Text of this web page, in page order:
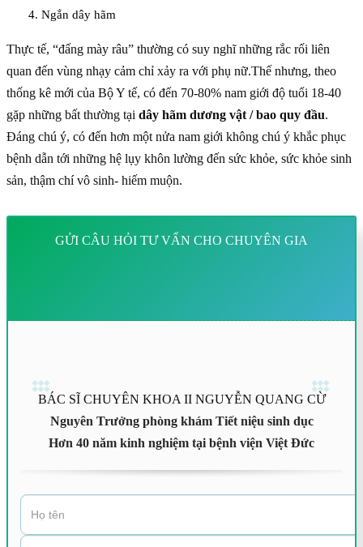
4. Ngắn dây hãm
Thực tế, “đấng mày râu” thường có suy nghĩ những rắc rối liên
quan đến vùng nhạy cảm chỉ xảy ra với phụ nữ.Thế nhưng, theo
thống kê mới của Bộ Y tế, có đến 70-80% nam giới độ tuổi 18-40
gặp những bất thường tại dây hãm dương vật / bao quy đầu.
Đáng chú ý, có đến hơn một nửa nam giới không chú ý khắc phục
bệnh dẫn tới những hệ lụy khôn lường đến sức khỏe, sức khỏe sinh
sản, thậm chí vô sinh- hiếm muộn.
GỬI CÂU HỎI TƯ VẤN CHO CHUYÊN GIA
BÁC SĨ CHUYÊN KHOA II NGUYỄN QUANG CỪ
Nguyên Trưởng phòng khám Tiết niệu sinh dục
Hơn 40 năm kinh nghiệm tại bệnh viện Việt Đức